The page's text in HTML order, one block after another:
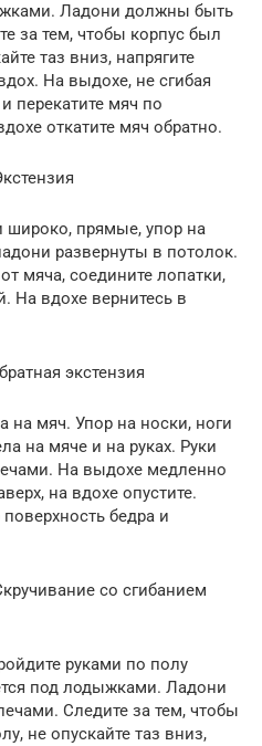
Ладони должны быть
за тем, чтобы корпус был
таз вниз, напрягите
На выдохе, не сгибая
перекатите мяч по
откатите мяч обратно.
широко, прямые, упор на
развернуты в потолок.
мяча, соедините лопатки,
На вдохе вернитесь в
экстензия
на мяч. Упор на носки, ноги
на мяче и на руках. Руки
На выдохе медленно
на вдохе опустите.
бедра и
со сгибанием
руками по полу
под лодыжками. Ладони
Следите за тем, чтобы
не опускайте таз вниз,